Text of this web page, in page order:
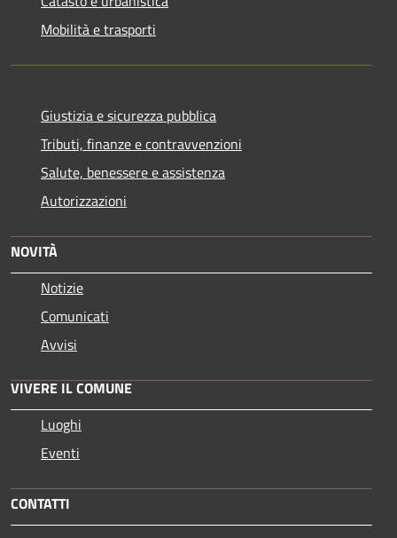
Mobilità e trasporti
Giustizia e sicurezza pubblica
Tributi, finanze e contravvenzioni
Salute, benessere e assistenza
Autorizzazioni
NOVITÀ
Notizie
Comunicati
Avvisi
VIVERE IL COMUNE
Luoghi
Eventi
CONTATTI